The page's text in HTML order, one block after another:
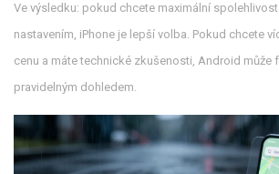
Ve výsledku: pokud chcete maximální
nastavením, iPhone je lepší volba. Pokud chcete
cenu a máte technické zkušenosti, Android může
pravidelným dohledem.